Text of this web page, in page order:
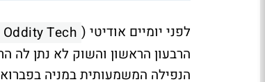
לפני יומיים אודיטי ( Oddity Tech